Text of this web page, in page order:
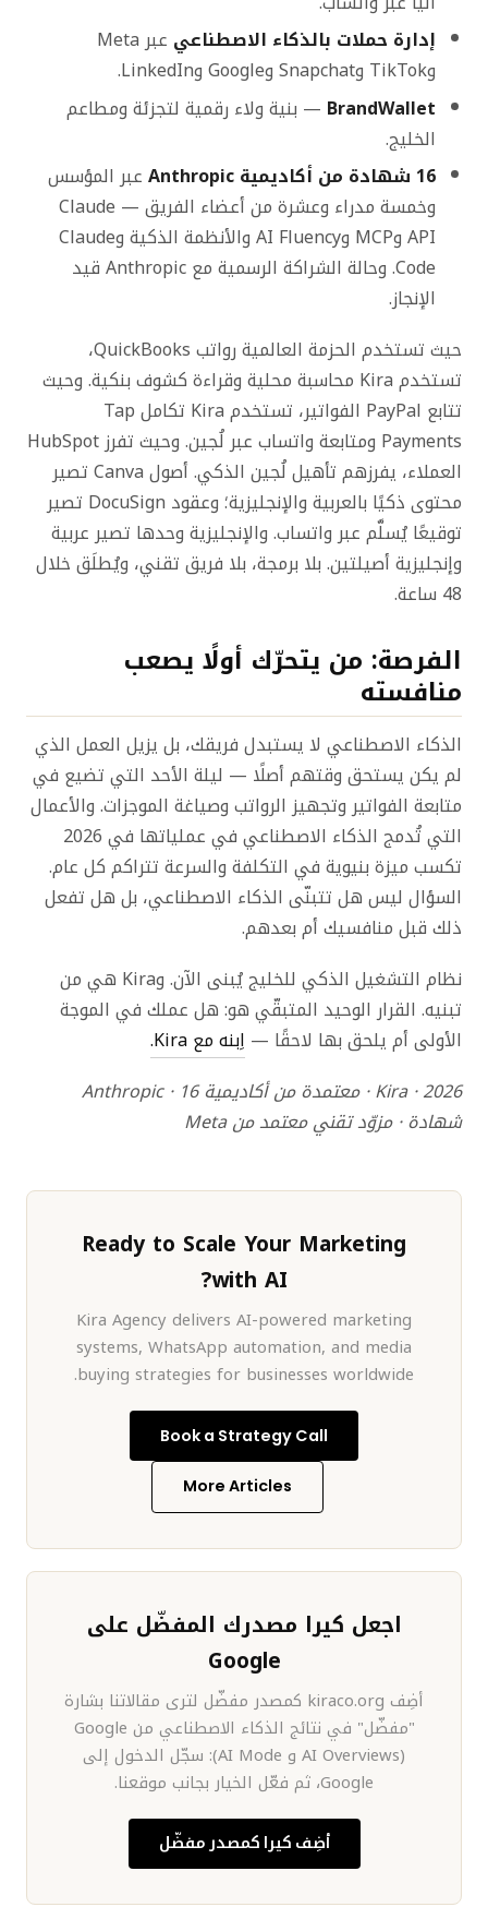
إدارة حملات بالذكاء الاصطناعي
عبر Meta
وTikTok وSnapchat وGoogle وLinkedIn.
BrandWallet — بنية ولاء رقمية لتجزئة ومطاعم
الخليج.
16 شهادة من أكاديمية Anthropic
عبر المؤسس
وخمسة مدراء وعشرة من أعضاء الفريق — Claude
API وMCP وAI Fluency والأنظمة الذكية وClaude
Code. وحالة الشراكة الرسمية مع Anthropic قيد
الإنجاز.
حيث تستخدم الحزمة العالمية رواتب QuickBooks،
تستخدم Kira محاسبة محلية وقراءة كشوف بنكية. وحيث
تتابع PayPal الفواتير، تستخدم Kira تكامل Tap
Payments ومتابعة واتساب عبر لُجين. وحيث تفرز HubSpot
العملاء، يفرزهم تأهيل لُجين الذكي. أصول Canva تصير
محتوى ذكيًا بالعربية والإنجليزية؛ وعقود DocuSign تصير
توقيعًا يُسلَّم عبر واتساب. والإنجليزية وحدها تصير عربية
وإنجليزية أصيلتين. بلا برمجة، بلا فريق تقني، ويُطلَق خلال
48 ساعة.
الفرصة: من يتحرّك أولًا يصعب
منافسته
الذكاء الاصطناعي لا يستبدل فريقك، بل يزيل العمل الذي
لم يكن يستحق وقتهم أصلًا — ليلة الأحد التي تضيع في
متابعة الفواتير وتجهيز الرواتب وصياغة الموجزات. والأعمال
التي تُدمج الذكاء الاصطناعي في عملياتها في 2026
تكسب ميزة بنيوية في التكلفة والسرعة تتراكم كل عام.
السؤال ليس هل تتبنّى الذكاء الاصطناعي، بل هل تفعل
ذلك قبل منافسيك أم بعدهم.
نظام التشغيل الذكي للخليج يُبنى الآن. وKira هي من
تبنيه. القرار الوحيد المتبقّي هو: هل عملك في الموجة
الأولى أم يلحق بها لاحقًا — اِبنه مع Kira.
Kira · 2026 · معتمدة من أكاديمية Anthropic · 16
شهادة · مزوّد تقني معتمد من Meta
Ready to Scale Your Marketing
with AI?
Kira Agency delivers AI-powered marketing
systems, WhatsApp automation, and media
buying strategies for businesses worldwide.
Book a Strategy Call
More Articles
اجعل كيرا مصدرك المفضّل على
Google
أضِف kiraco.org كمصدر مفضّل لترى مقالاتنا بشارة
"مفضّل" في نتائج الذكاء الاصطناعي من Google
(AI Overviews و AI Mode): سجّل الدخول إلى
Google، ثم فعّل الخيار بجانب موقعنا.
أضِف كيرا كمصدر مفضّل